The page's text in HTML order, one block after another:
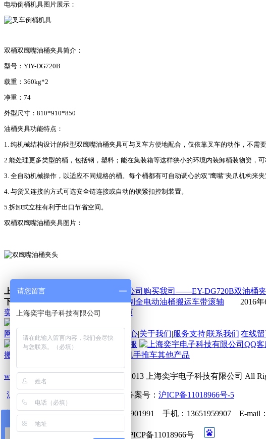
电动倒桶机具图片展示：
双桶双鹰嘴油桶夹具简介：
型号：YIY-DG720B
载重：360kg*2
净重：74
外型尺寸：810*910*850
油桶夹具功能特点：
1. 纯机械结构设计的轻型双鹰嘴油桶夹具可与叉车方便地配合，仅依靠叉车的动作，不需
2.能处理更多类型的桶，包括钢，塑料；能在集装箱等这样狭小的环境内装卸桶装物资，可
3. 全自动机械操作，以适应不同规格的桶。每个桶都有可自动调心的双"鹰嘴"夹爪机构来
4. 与货叉连接的方式可选安全链连接或自动的锁紧扣控制装置。
5.拆卸式立柱有利于出口节省空间。
双桶双鹰嘴油桶夹具图片：
上一篇： 上海外联发国际物流有限公司购买我司——EY-DG720B双油桶夹
下一篇： 昆山松柏贸易有限公司定制全电动油桶搬运车带滚轴 2016年6
奕宇首页
新闻中心 返回上页
网站首页 |产品咨讯 新闻中心|产品中心|关于我们|服务支持|联系我们|在线
搬运车 起重吊机手推车其他产品
www.jx35w.com Copyright © 2011-2013 上海奕宇电子科技有限公司 All
沪公网安备 31011402002220号ICP备案号： 沪ICP备11018966号-5
电话：021-39152300 传真：021-39901991 手机：13651959907 E-mail：
地址：上海嘉定区思诚路1242号 沪ICP备11018966号
请您留言